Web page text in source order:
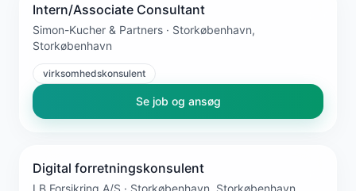
Intern/Associate Consultant
Simon-Kucher & Partners · Storkøbenhavn,
Storkøbenhavn
virksomhedskonsulent
Se job og ansøg
Digital forretningskonsulent
LB Forsikring A/S · Storkøbenhavn, Storkøbenhavn